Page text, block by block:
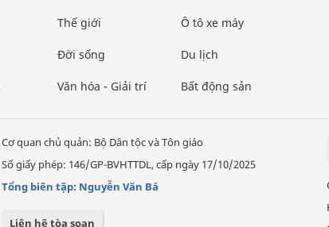
Thế giới
Đời sống
Văn hóa - Giải trí
Ô tô xe máy
Du lịch
Bất động sản
Cơ quan chủ quản: Bộ Dân tộc và Tôn giáo
Số giấy phép: 146/GP-BVHTTDL, cấp ngày 17/10/2025
Tổng biên tập: Nguyễn Văn Bá
Liên hệ tòa soạn